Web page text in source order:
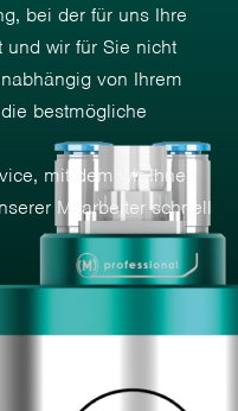
bei der für uns Ihre
und wir für Sie nicht
von Ihrem
bestmögliche
mit dem wir Ihnen
Mitarbeiter schnell